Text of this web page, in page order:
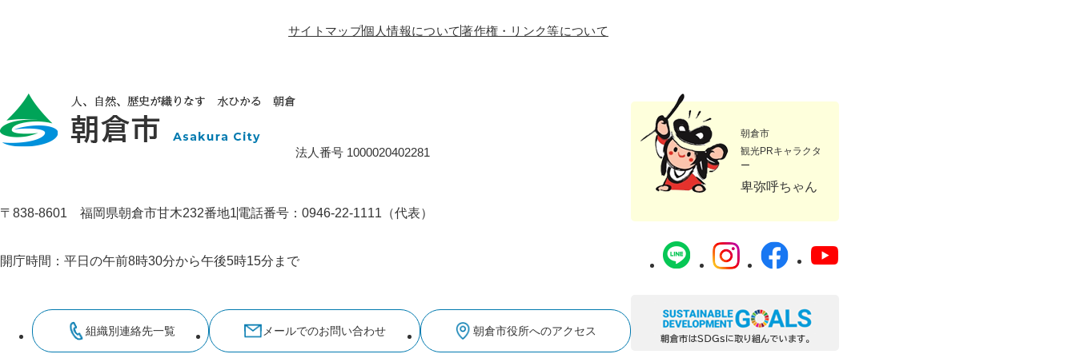
サイトマップ個人情報について著作権・リンク等について
法人番号 1000020402281
〒838-8601 福岡県朝倉市甘木232番地1電話番号：0946-22-1111（代表）
開庁時間：平日の午前8時30分から午後5時15分まで
組織別連絡先一覧 メールでのお問い合わせ 朝倉市役所へのアクセス
朝倉市
観光PRキャラクタ
ー
卑弥呼ちゃん